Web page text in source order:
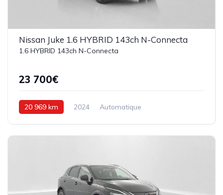
Nissan Juke 1.6 HYBRID 143ch N-Connecta
1.6 HYBRID 143ch N-Connecta
23 700€
20 969 km 2024
Automatique